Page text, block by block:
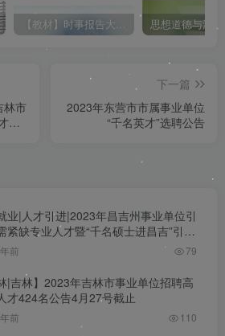
林市
下一篇
2023年东营市市属事业单位
“千名英才”选聘公告
业|人才引进|2023年昌吉州事业单位引
紧缺专业人才暨“千名硕士进昌吉”引才
章（硕士）
前 79
|吉林】2023年吉林市事业单位招聘高
才424名公告4月27号截止
前 110